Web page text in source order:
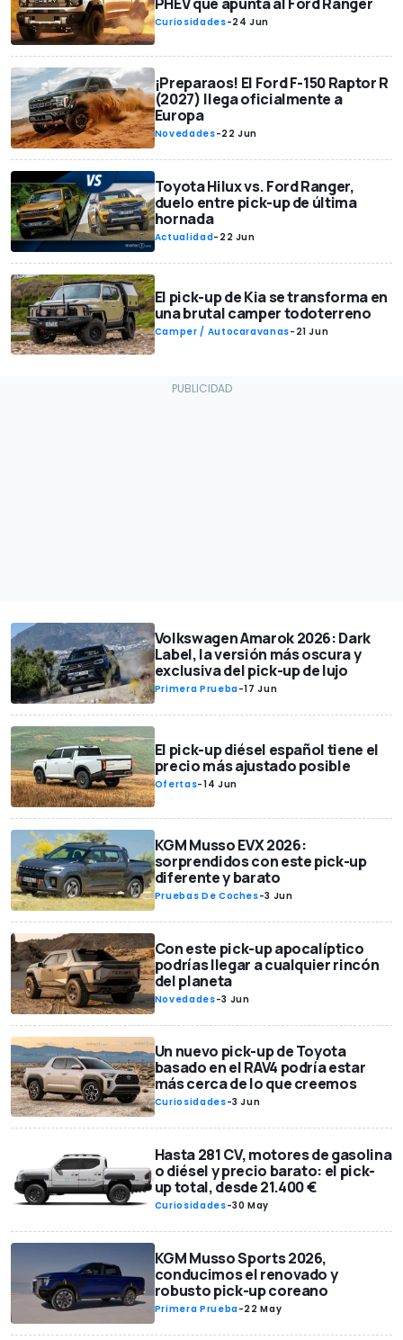
Curiosidades-24 Jun
¡Preparaos! El Ford F-150 Raptor R
(2027) llega oficialmente a
Europa
Novedades-22 Jun
Toyota Hilux vs. Ford Ranger,
duelo entre pick-up de última
hornada
Actualidad- 22 Jun
El pick-up de Kia se transforma en
una brutal camper todoterreno
Camper / Autocaravanas- 21 Jun
Volkswagen Amarok 2026: Dark
Label, la versión más oscura y
exclusiva del pick-up de lujo
Primera Prueba-17 Jun
El pick-up diésel español tiene el
precio más ajustado posible
Ofertas-14 Jun
KGM Musso EVX 2026:
sorprendidos con este pick-up
diferente y barato
Pruebas De Coches-3 Jun
Con este pick-up apocalíptico
podrías llegar a cualquier rincón
del planeta
Novedades-3 Jun
Un nuevo pick-up de Toyota
basado en el RAV4 podría estar
más cerca de lo que creemos
Curiosidades-3 Jun
Hasta 281 CV, motores de gasolina
o diésel y precio barato: el pick-
up total, desde 21.400 €
Curiosidades-30 May
KGM Musso Sports 2026,
conducimos el renovado y
robusto pick-up coreano
Primera Prueba-22 May